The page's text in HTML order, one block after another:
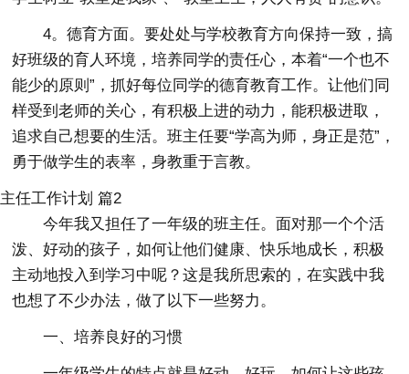
4。德育方面。要处处与学校教育方向保持一致，搞
好班级的育人环境，培养同学的责任心，本着“一个也不
能少的原则”，抓好每位同学的德育教育工作。让他们同
样受到老师的关心，有积极上进的动力，能积极进取，
追求自己想要的生活。班主任要“学高为师，身正是范”，
勇于做学生的表率，身教重于言教。
主任工作计划 篇2
今年我又担任了一年级的班主任。面对那一个个活
泼、好动的孩子，如何让他们健康、快乐地成长，积极
主动地投入到学习中呢？这是我所思索的，在实践中我
也想了不少办法，做了以下一些努力。
一、培养良好的习惯